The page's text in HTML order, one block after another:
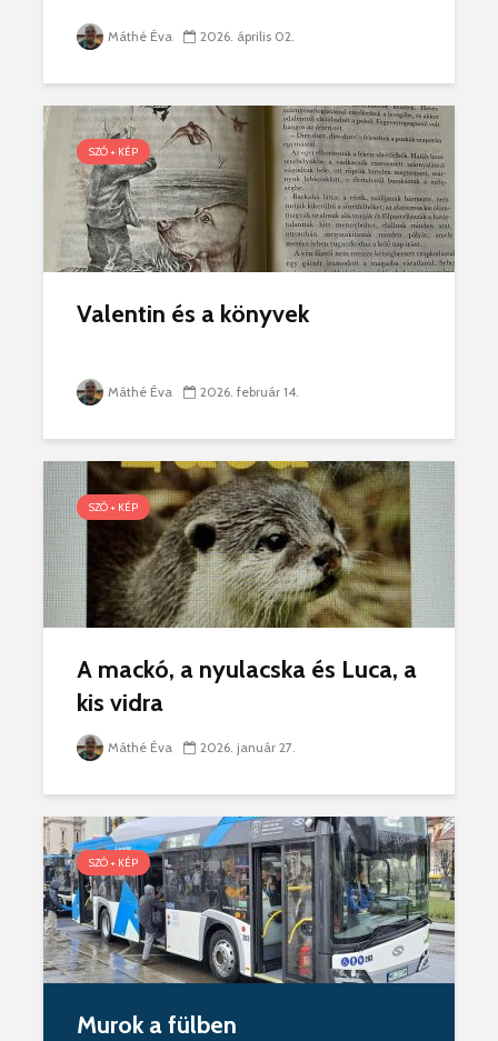
Máthé Éva 2026. április 02.
SZÓ + KÉP
Valentin és a könyvek
Máthé Éva 2026. február 14.
SZÓ + KÉP
A mackó, a nyulacska és Luca, a
kis vidra
Máthé Éva 2026. január 27.
SZÓ + KÉP
Murok a fülben